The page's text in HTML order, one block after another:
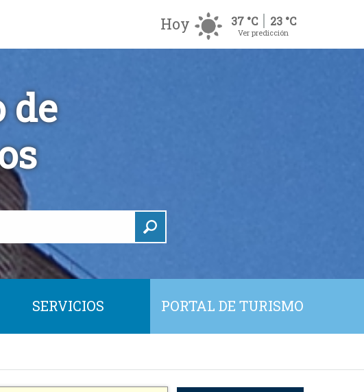
Hoy 37 °C 23 °C
Ver predicción
de
SERVICIOS PORTAL DE TURISMO